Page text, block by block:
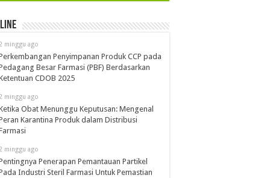
minggu ago
Penyimpanan Produk CCP pada
Besar Farmasi (PBF) Berdasarkan
CDOB 2025
minggu ago
Obat Menunggu Keputusan: Mengenal
Karantina Produk dalam Distribusi
minggu ago
Penerapan Pemantauan Partikel
Industri Steril Farmasi Untuk Pemastian